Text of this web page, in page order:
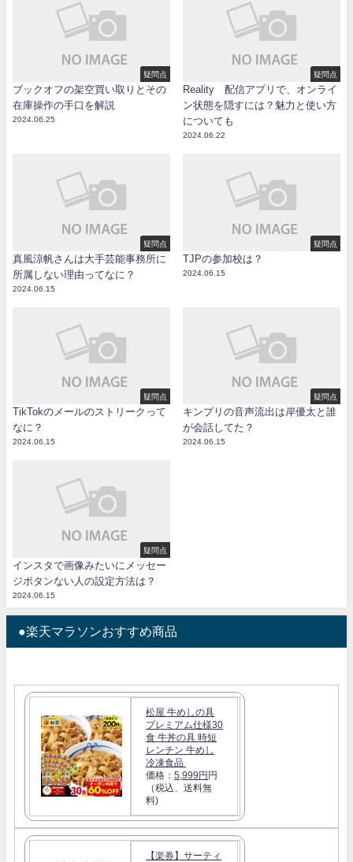
疑問点
ブックオフの架空買い取りとその
在庫操作の手口を解説
2024.06.25
疑問点
Reality 配信アプリで、オンライ
ン状態を隠すには？魅力と使い方
についても
2024.06.22
疑問点
真風涼帆さんは大手芸能事務所に
所属しない理由ってなに？
2024.06.15
疑問点
TJPの参加校は？
2024.06.15
疑問点
TikTokのメールのストリークって
なに？
2024.06.15
疑問点
キンプリの音声流出は岸優太と誰
が会話してた？
2024.06.15
疑問点
インスタで画像みたいにメッセー
ジボタンない人の設定方法は？
2024.06.15
●楽天マラソンおすすめ商品
松屋 牛めしの具
プレミアム仕様30
食 牛丼の具 時短
レンチン 牛めし
冷凍食品
価格： 5,999円 円
（税込、送料無
料)
【楽券】サーティ